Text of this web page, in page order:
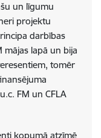
un līgumu
projektu
darbības
mājas lapā un bija
tomēr
FM un CFLA
kopumā atzīmē